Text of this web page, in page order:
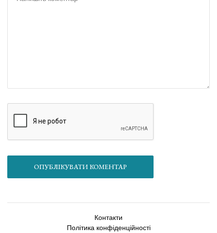
ОПУБЛІКУВАТИ КОМЕНТАР
Контакти
Політика конфіденційності